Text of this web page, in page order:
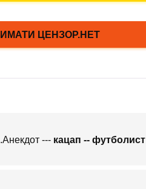
.Анекдот --- кацап -- футболист